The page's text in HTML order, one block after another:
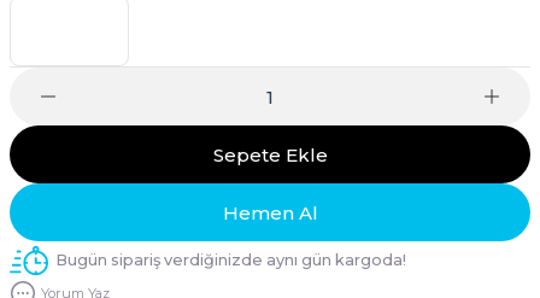
Sepete Ekle
Hemen Al
Bugün sipariş verdiğinizde aynı gün kargoda!
Yorum Yaz